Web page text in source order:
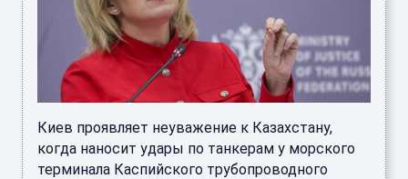
Киев проявляет неуважение к Казахстану,
когда наносит удары по танкерам у морского
терминала Каспийского трубопроводного